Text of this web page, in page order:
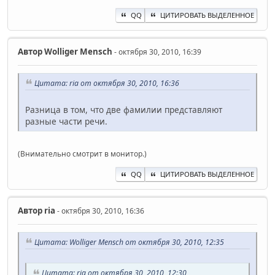
QQ ЦИТИРОВАТЬ ВЫДЕЛЕННОЕ
АвторWolliger Mensch - октября 30, 2010, 16:39
Цитата: ria от октября 30, 2010, 16:36
Разница в том, что две фамилии представляют
разные части речи.
(Внимательно смотрит в монитор.)
QQ ЦИТИРОВАТЬ ВЫДЕЛЕННОЕ
Автор ria - октября 30, 2010, 16:36
Цитата: Wolliger Mensch от октября 30, 2010, 12:35